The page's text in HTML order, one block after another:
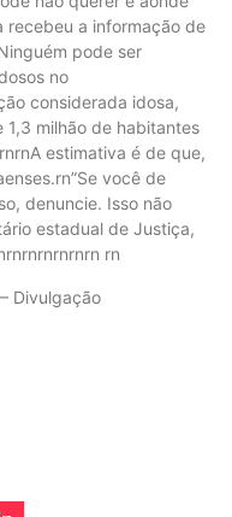
recebeu a informação de
pode ser
no
considerada idosa,
1,3 milhão de habitantes
estimativa é de que,
você de
denuncie. Isso não
estadual de Justiça,
rn
Divulgação